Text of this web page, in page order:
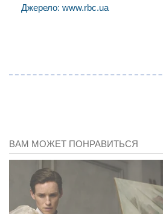
Джерело: www.rbc.ua